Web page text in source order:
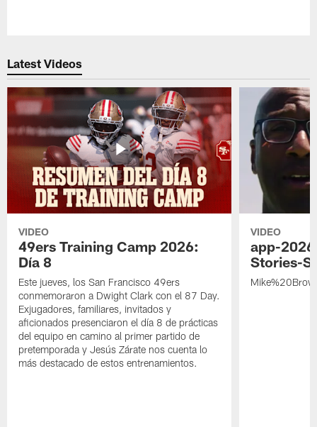
Latest Videos
VIDEO
49ers Training Camp 2026:
Día 8
Este jueves, los San Francisco 49ers
conmemoraron a Dwight Clark con el 87 Day.
Exjugadores, familiares, invitados y
aficionados presenciaron el día 8 de prácticas
del equipo en camino al primer partido de
pretemporada y Jesús Zárate nos cuenta lo
más destacado de estos entrenamientos.
VIDEO
app-
Stories-